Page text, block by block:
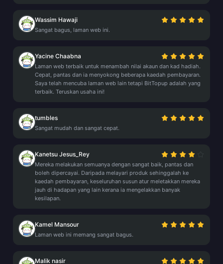
Wassim Hawaji
Sangat bagus, laman web ini.
Yacine Chaabna
Laman web terbaik untuk menambah nilai akaun dan kad hadiah.
Cepat, pantas dan ia menyokong beberapa kaedah pembayaran.
Saya telah mencuba laman web lain tetapi BitTopup adalah yang
terbaik. Teruskan usaha ini!
tumbles
Sangat mudah dan sangat cepat.
Kanetsu Jesus_Rey
Mereka melakukan semuanya dengan sangat baik, pantas dan
boleh dipercayai. Daripada melayari produk sehinggalah ke
kaedah pembayaran, keseluruhan susun atur meletakkan mereka
jauh di hadapan yang lain kerana ia mengelakkan banyak
kesilapan.
Kamel Mansour
Laman web ini memang sangat bagus.
Malik nasir